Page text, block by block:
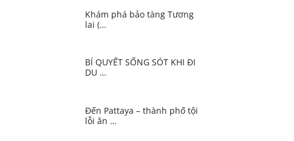
Khám phá bảo tàng Tương
lai (…
BÍ QUYẾT SỐNG SÓT KHI ĐI
DU …
Đến Pattaya – thành phố tội
lỗi ăn …